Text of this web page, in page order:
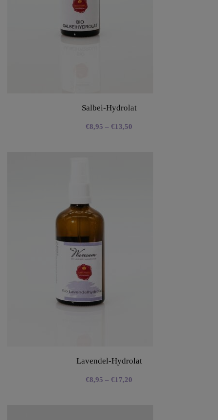
Salbei-Hydrolat
€8,95 – €13,50
Lavendel-Hydrolat
€8,95 – €17,20